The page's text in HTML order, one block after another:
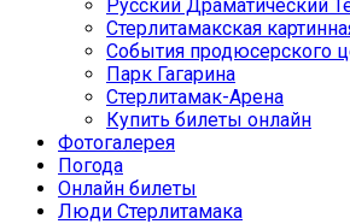
Русский Драматический
Стерлитамакская
События продюсерского
Парк Гагарина
Стерлитамак-Арена
Купить билеты онлайн
Фотогалерея
Погода
Онлайн билеты
Люди Стерлитамака